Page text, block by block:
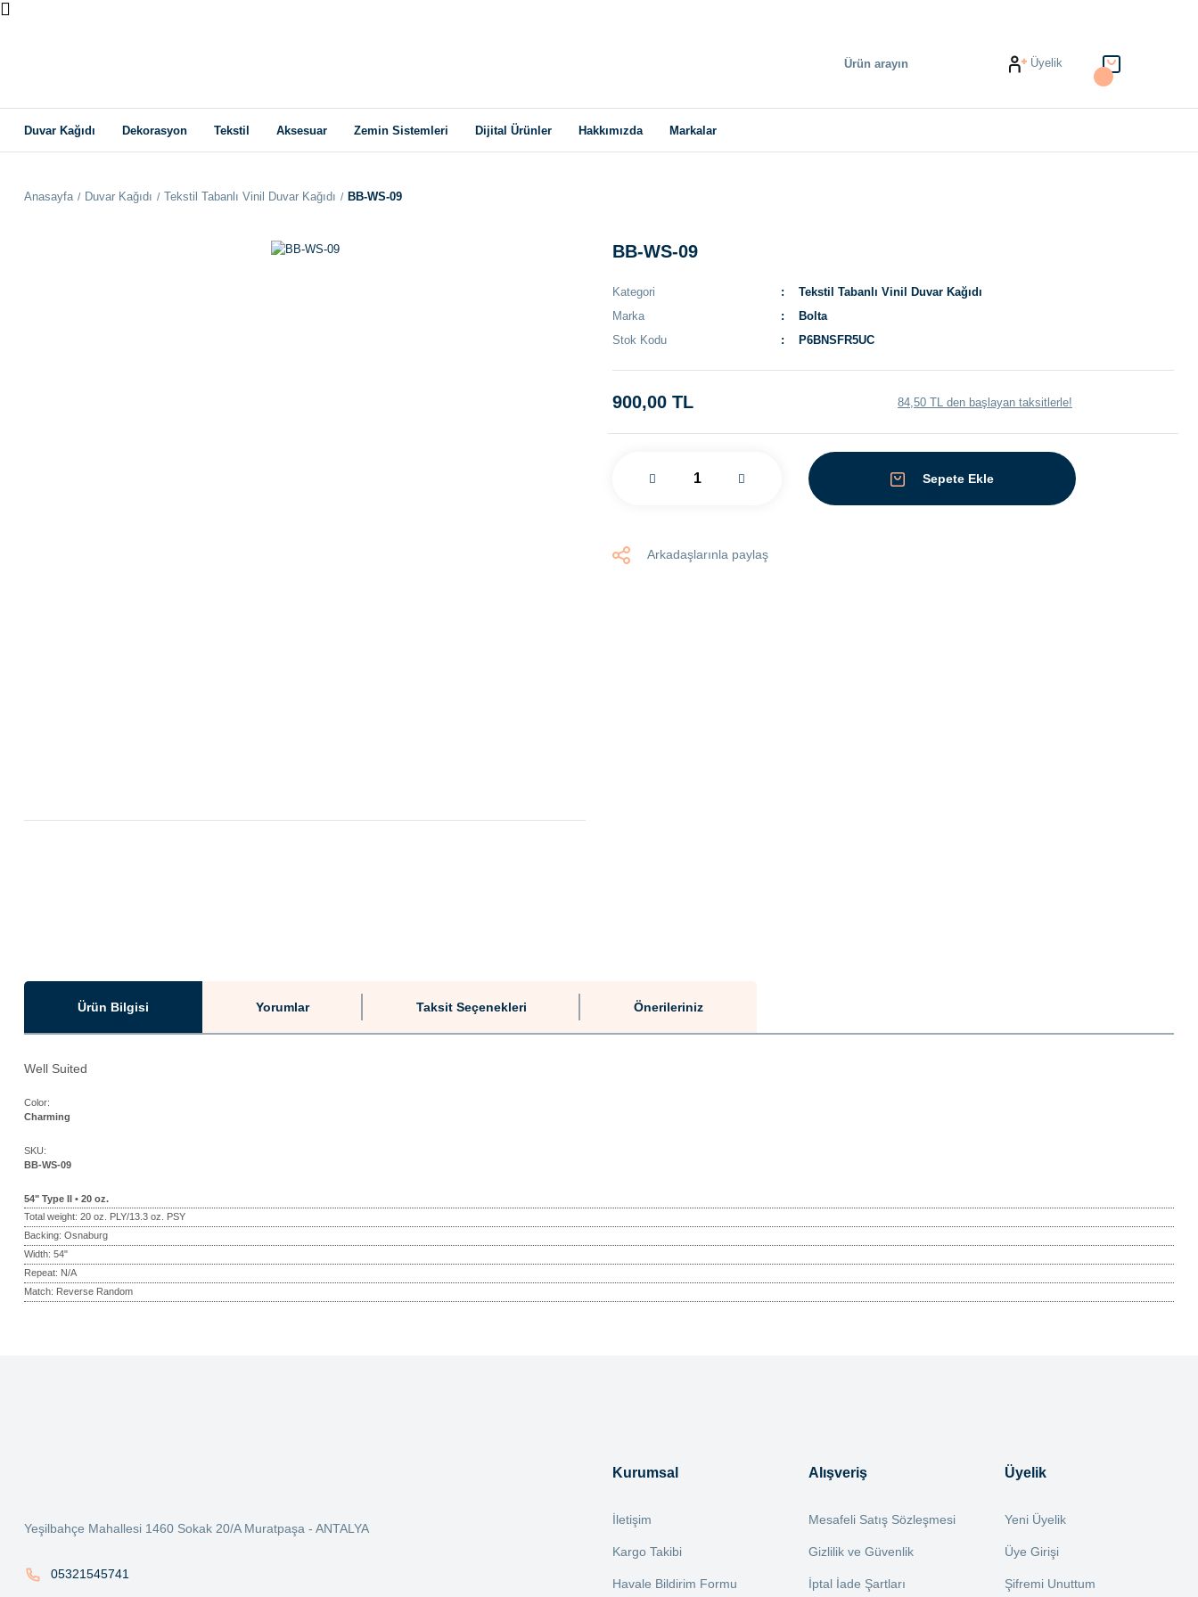
Üyelik
Duvar Kağıdı Dekorasyon Tekstil Aksesuar Zemin Sistemleri Dijital Ürünler Hakkımızda Markalar
Anasayfa Duvar Kağıdı Tekstil Tabanlı Vinil Duvar Kağıdı BB-WS-09
BB-WS-09
Kategori
Tekstil Tabanlı Vinil Duvar Kağıdı
Marka
Bolta
Stok Kodu
P6BNSFR5UC
900,00 TL 84,50 TL den başlayan taksitlerle!
Sepete Ekle
Arkadaşlarınla paylaş
Ürün Bilgisi Yorumlar Taksit Seçenekleri Önerileriniz
Well Suited
Color:
Charming
SKU:
BB-WS-09
54" Type II • 20 oz.
Total weight: 20 oz. PLY/13.3 oz. PSY
Backing: Osnaburg
Width: 54"
Repeat: N/A
Match: Reverse Random
Bu ürüne benzer farklı alternatifler olmalı.
Yeşilbahçe Mahallesi 1460 Sokak 20/A Muratpaşa - ANTALYA
05321545741
Kurumsal
İletişim
Kargo Takibi
Havale Bildirim Formu
Alışveriş
Mesafeli Satış Sözleşmesi
Gizlilik ve Güvenlik
İptal İade Şartları
Üyelik
Yeni Üyelik
Üye Girişi
Şifremi Unuttum